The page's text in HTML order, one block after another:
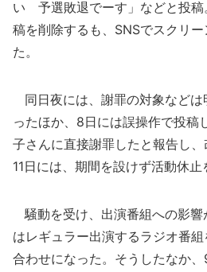
い 予選敗退でーす」などと投稿
稿を削除するも、SNSでスクリ
た。
同日夜には、謝罪の対象など
ったほか、8日には誤操作で投稿
子さんに直接謝罪したと報告し、
11日には、期間を設けず活動休止
騒動を受け、出演番組への影響
はレギュラー出演するラジオ番
合わせになった。そうしたなか